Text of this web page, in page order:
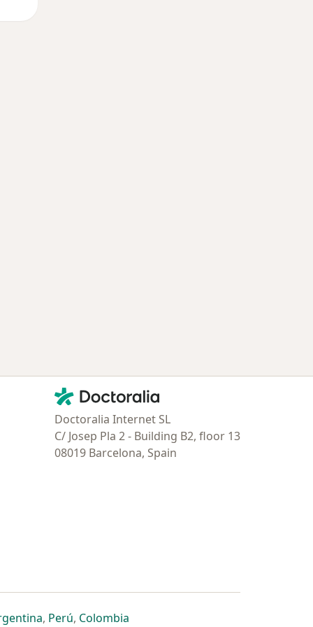
Contacto
Doctoralia - Página de inicio
Doctoralia Internet SL
C/ Josep Pla 2 - Building B2, floor 13
08019 Barcelona, Spain
pestaña
una nueva pestaña
en una nueva pestaña
se abre en una nueva pestaña
, Perúse abre en una nueva pestaña
, Colombiase abre en una nueva pestaña